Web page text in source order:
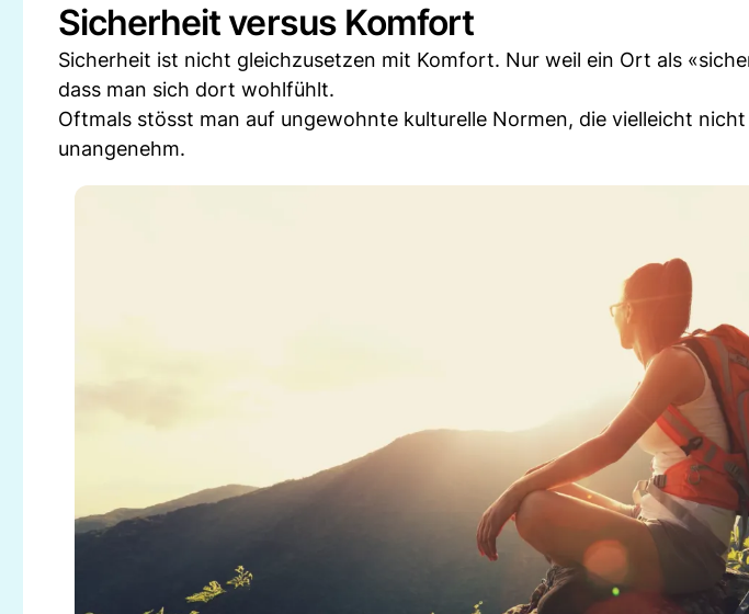
Sicherheit versus Komfort
Sicherheit ist nicht gleichzusetzen mit Komfort. Nur weil ein Ort als
dass man sich dort wohlfühlt.
Oftmals stösst man auf ungewohnte kulturelle Normen, die vielleicht
unangenehm.